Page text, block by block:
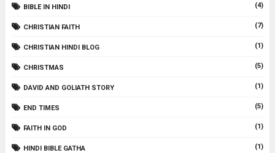
BIBLE IN HINDI (4)
CHRISTIAN FAITH (7)
CHRISTIAN HINDI BLOG (1)
CHRISTMAS (5)
DAVID AND GOLIATH STORY (1)
END TIMES (5)
FAITH IN GOD (1)
HINDI BIBLE GATHA (1)